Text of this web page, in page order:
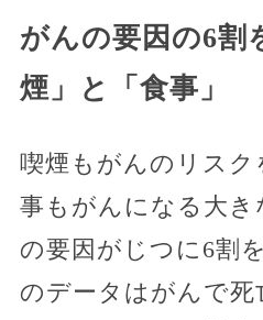
がんの要因の6割
煙」と「食事」
喫煙もがんのリス
事もがんになる大き
の要因がじつに6割
のデータはがんで死